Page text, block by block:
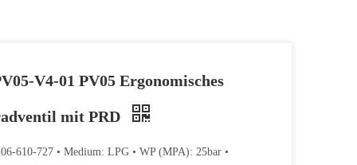
V4-01 PV05 Ergonomisches
mit PRD
610-727 • Medium: LPG • WP (MPA): 25bar •